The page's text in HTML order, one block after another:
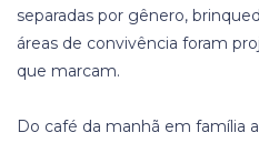
separadas por gênero,
áreas de convivência foram
que marcam.
Do café da manhã em família